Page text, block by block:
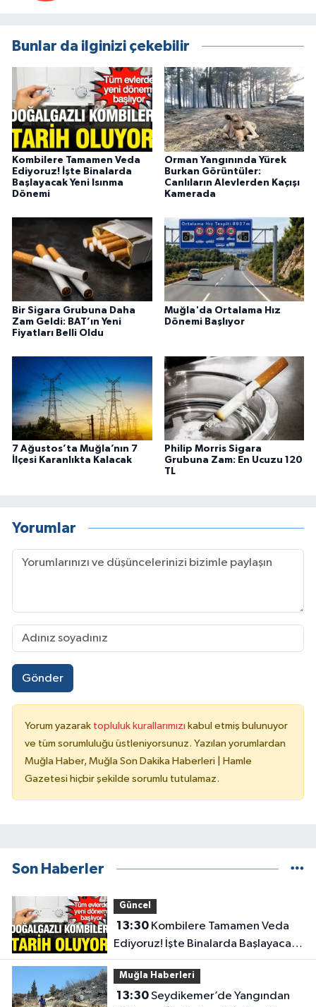
Bunlar da ilginizi çekebilir
Kombilere Tamamen Veda
Ediyoruz! İşte Binalarda
Başlayacak Yeni Isınma
Dönemi
Orman Yangınında Yürek
Burkan Görüntüler:
Canlıların Alevlerden Kaçışı
Kamerada
Bir Sigara Grubuna Daha
Zam Geldi: BAT’ın Yeni
Fiyatları Belli Oldu
Muğla'da Ortalama Hız
Dönemi Başlıyor
7 Ağustos’ta Muğla’nın 7
İlçesi Karanlıkta Kalacak
Philip Morris Sigara
Grubuna Zam: En Ucuzu 120
TL
Yorumlar
Gönder
Yorum yazarak topluluk kurallarımızı kabul etmiş bulunuyor
ve tüm sorumluluğu üstleniyorsunuz. Yazılan yorumlardan
Muğla Haber, Muğla Son Dakika Haberleri | Hamle
Gazetesi hiçbir şekilde sorumlu tutulamaz.
Son Haberler
Güncel
13:30Kombilere Tamamen Veda
Ediyoruz! İşte Binalarda Başlayacak
Yeni Isınma Dönemi
Muğla Haberleri
13:30Seydikemer’de Yangından